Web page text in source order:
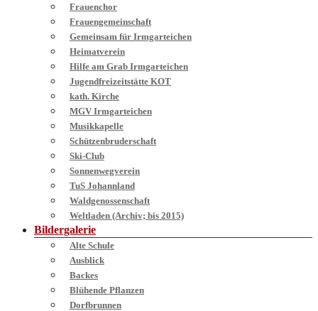
Frauenchor
Frauengemeinschaft
Gemeinsam für Irmgarteichen
Heimatverein
Hilfe am Grab Irmgarteichen
Jugendfreizeitstätte KOT
kath. Kirche
MGV Irmgarteichen
Musikkapelle
Schützenbruderschaft
Ski-Club
Sonnenwegverein
TuS Johannland
Waldgenossenschaft
Weltladen (Archiv; bis 2015)
Bildergalerie
Alte Schule
Ausblick
Backes
Blühende Pflanzen
Dorfbrunnen